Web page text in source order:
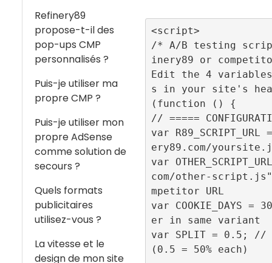
Refinery89
propose-t-il des
pop-ups CMP
personnalisés ?
Puis-je utiliser ma
propre CMP ?
Puis-je utiliser mon
propre AdSense
comme solution de
secours ?
Quels formats
publicitaires
utilisez-vous ?
La vitesse et le
design de mon site
<script>
/* A/B testing
inery89 or
Edit the 4
s in your site's
(function () {
// =====
var
ery89.com/
var
com/other-
mpetitor URL
var COOKIE_DAYS
er in same variant
var SPLIT = 0.5; //
(0.5 = 50% each)